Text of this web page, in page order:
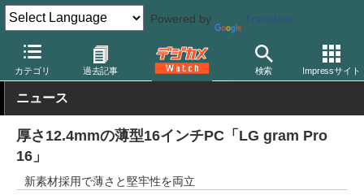
Powered by Translate
カテゴリ 過去記事 検索 Impressサイト
デジカメ Watch PC/モバイル関連 PC
ニュース
厚さ12.4mmの薄型16インチPC「LG gram Pro
16」
新素材採用で薄さと堅牢性を両立